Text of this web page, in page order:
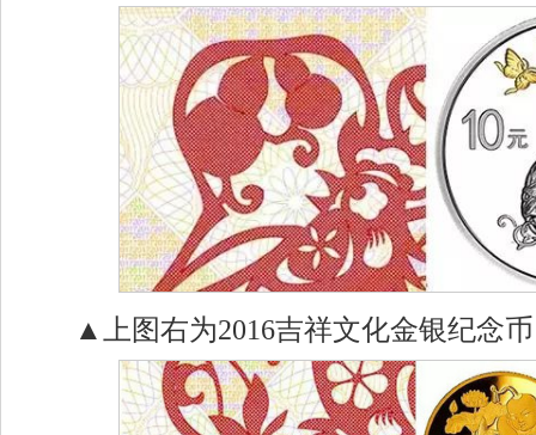
▲上图右为2016吉祥文化金银纪念